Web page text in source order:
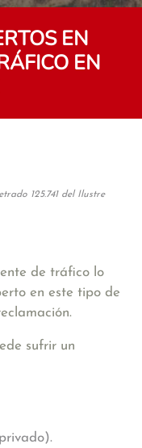
EN
EN
125.741 del Ilustre
de tráfico lo
en este tipo de
sufrir un